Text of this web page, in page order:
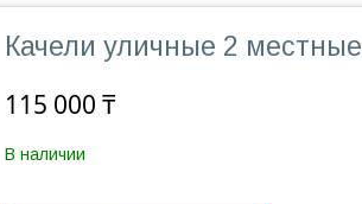
Качели уличные 2 местные
115 000 ₸
В наличии